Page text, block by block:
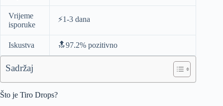
Vrijeme
isporuke
⚡️1-3 dana
Iskustva 🔝97.2% pozitivno
Sadržaj
Što je Tiro Drops?